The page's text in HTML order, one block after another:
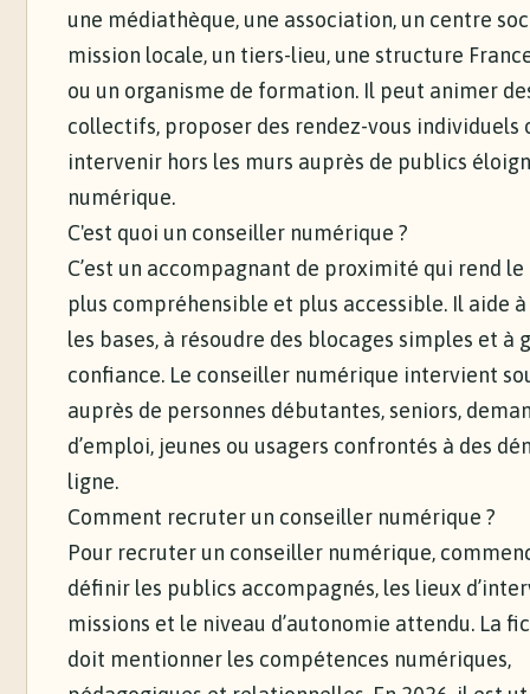
une médiathèque, une association, un centre
mission locale, un tiers-lieu, une structure
ou un organisme de formation. Il peut animer
collectifs, proposer des rendez-vous individuels
intervenir hors les murs auprès de publics
numérique.
C'est quoi un conseiller numérique ?
C’est un accompagnant de proximité qui rend
plus compréhensible et plus accessible. Il aide
les bases, à résoudre des blocages simples et à
confiance. Le conseiller numérique intervient
auprès de personnes débutantes, seniors,
d’emploi, jeunes ou usagers confrontés à des
ligne.
Comment recruter un conseiller numérique ?
Pour recruter un conseiller numérique,
définir les publics accompagnés, les lieux
missions et le niveau d’autonomie attendu. La
doit mentionner les compétences numériques,